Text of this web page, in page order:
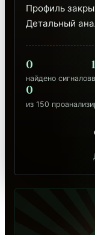
Профиль
Детальный
0
найдено сигналов
0
из 150